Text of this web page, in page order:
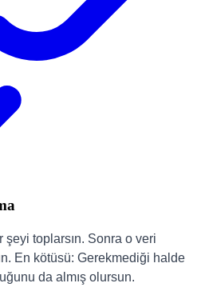
şeyi toplarsın. Sonra o veri
En kötüsü: Gerekmediği halde
da almış olursun.